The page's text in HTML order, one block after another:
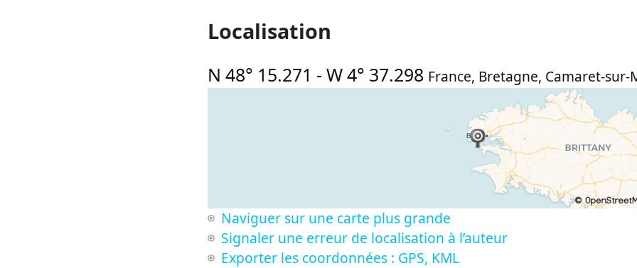
Localisation
N 48° 15.271 - W 4° 37.298 France, Bretagne, Camaret-sur-
Naviguer sur une carte plus grande
Signaler une erreur de localisation à l’auteur
Exporter les coordonnées : GPS, KML